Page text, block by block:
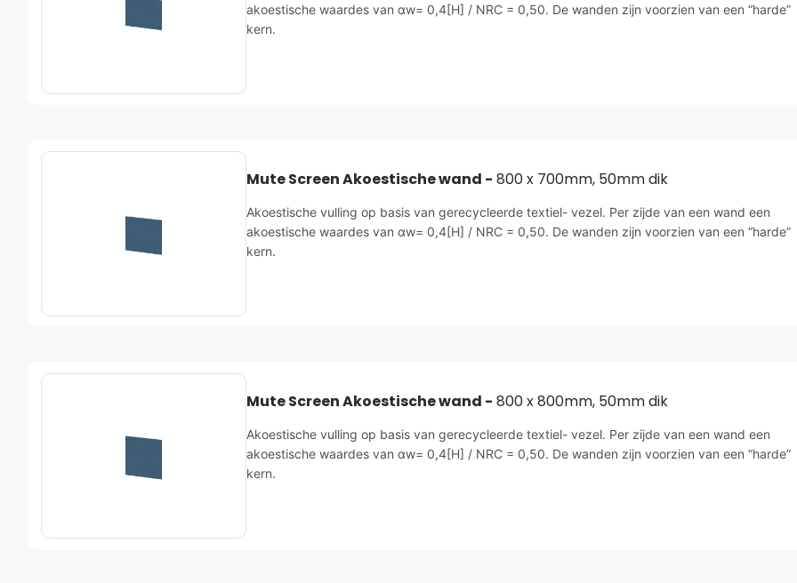
akoestische waardes van αw= 0,4[H] / NRC = 0,50. De wanden zijn voorzien van een “harde”
kern.
Mute Screen Akoestische wand - 800 x 700mm, 50mm dik
Akoestische vulling op basis van gerecycleerde textiel- vezel. Per zijde van een wand een
akoestische waardes van αw= 0,4[H] / NRC = 0,50. De wanden zijn voorzien van een “harde”
kern.
Mute Screen Akoestische wand - 800 x 800mm, 50mm dik
Akoestische vulling op basis van gerecycleerde textiel- vezel. Per zijde van een wand een
akoestische waardes van αw= 0,4[H] / NRC = 0,50. De wanden zijn voorzien van een “harde”
kern.